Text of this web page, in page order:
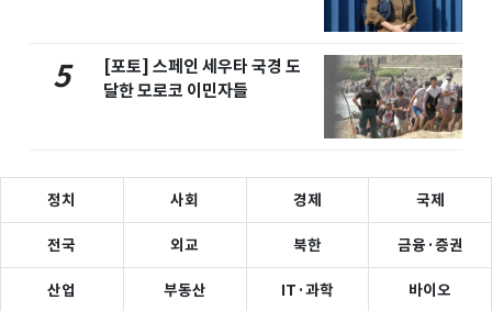
5
[포토] 스페인 세우타 국경 도
달한 모로코 이민자들
정치 사회 경제 국제
전국 외교 북한 금융·증권
산업 부동산 IT·과학 바이오